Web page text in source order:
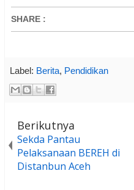
SHARE :
Label: Berita, Pendidikan
Berikutnya
Sekda Pantau
Pelaksanaan BEREH di
Distanbun Aceh